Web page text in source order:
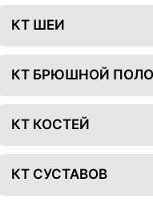
КТ ШЕИ
КТ БРЮШНОЙ
КТ КОСТЕЙ
КТ СУСТАВОВ